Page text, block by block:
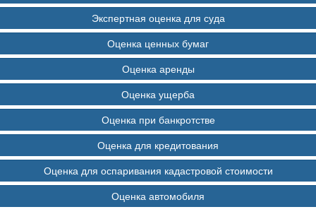
Экспертная оценка для суда
Оценка ценных бумаг
Оценка аренды
Оценка ущерба
Оценка при банкротстве
Оценка для кредитования
Оценка для оспаривания кадастровой стоимости
Оценка автомобиля